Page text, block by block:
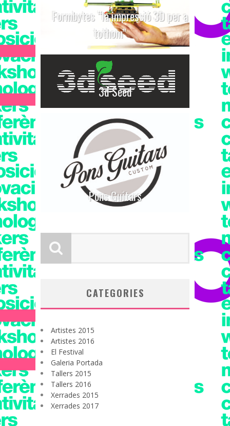
Formbytes “la impressió 3D per a
tothom”
3d Seed
Pons Guitars
CATEGORIES
Artistes 2015
Artistes 2016
El Festival
Galeria Portada
Tallers 2015
Tallers 2016
Xerrades 2015
Xerrades 2017